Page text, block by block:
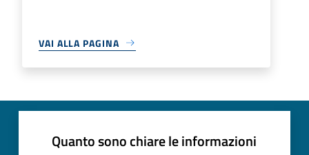
VAI ALLA PAGINA
Quanto sono chiare le informazioni